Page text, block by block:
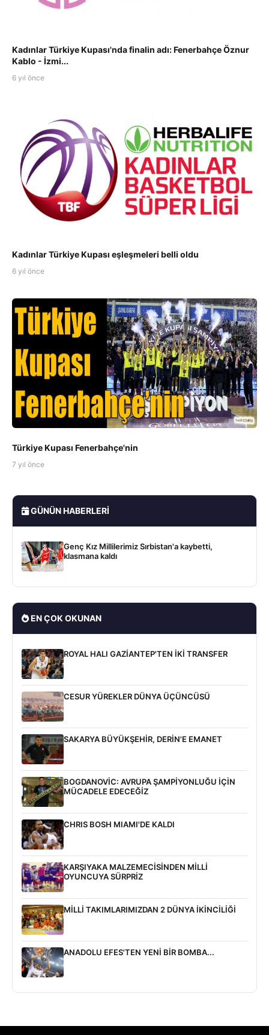
Kadınlar Türkiye Kupası'nda finalin adı: Fenerbahçe Öznur
Kablo - İzmi...
6 yıl önce
Kadınlar Türkiye Kupası eşleşmeleri belli oldu
6 yıl önce
Türkiye Kupası Fenerbahçe'nin
7 yıl önce
GÜNÜN HABERLERI
Genç Kız Millilerimiz Sırbistan'a kaybetti,
klasmana kaldı
EN ÇOK OKUNAN
ROYAL HALI GAZİANTEP'TEN İKİ TRANSFER
CESUR YÜREKLER DÜNYA ÜÇÜNCÜSÜ
SAKARYA BÜYÜKŞEHİR, DERİN'E EMANET
BOGDANOVİC: AVRUPA ŞAMPİYONLUĞU İÇİN
MÜCADELE EDECEĞİZ
CHRIS BOSH MIAMI'DE KALDI
KARŞIYAKA MALZEMECİSİNDEN MİLLİ
OYUNCUYA SÜRPRİZ
MİLLİ TAKIMLARIMIZDAN 2 DÜNYA İKİNCİLİĞİ
ANADOLU EFES'TEN YENİ BİR BOMBA...